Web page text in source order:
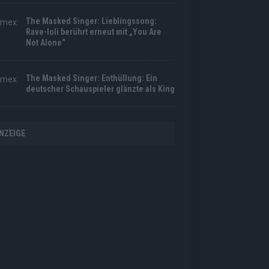
The Masked Singer: Lieblingssong:
Rave-Ioli berührt erneut mit „You Are
Not Alone“
The Masked Singer: Enthüllung: Ein
deutscher Schauspieler glänzte als King